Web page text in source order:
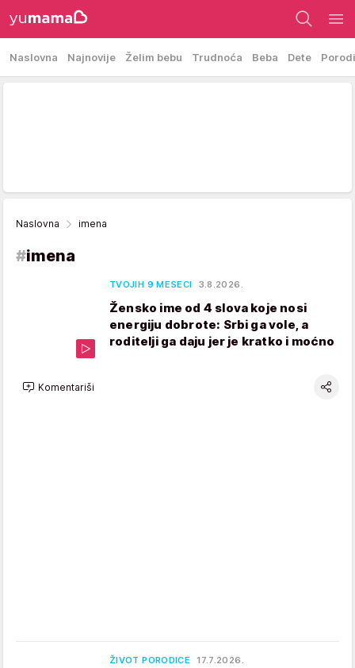
Naslovna Najnovije Želim bebu Trudnoća Beba Dete
Naslovna imena
#imena
TVOJIH 9 MESECI 3.8.2026.
Žensko ime od 4 slova koje nosi
energiju dobrote: Srbi ga vole, a
roditelji ga daju jer je kratko i moćno
Komentariši
ŽIVOT PORODICE 17.7.2026.